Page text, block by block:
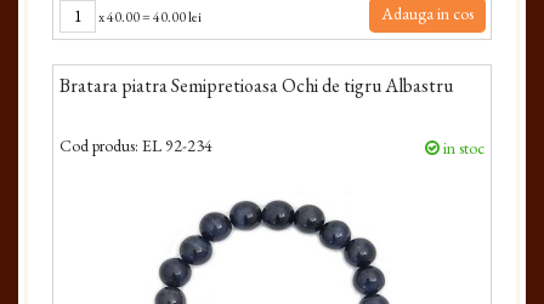
x40.00=40.00 lei Adauga in cos
Bratara piatra Semipretioasa Ochi de tigru Albastru
Cod produs: EL 92-234 in stoc